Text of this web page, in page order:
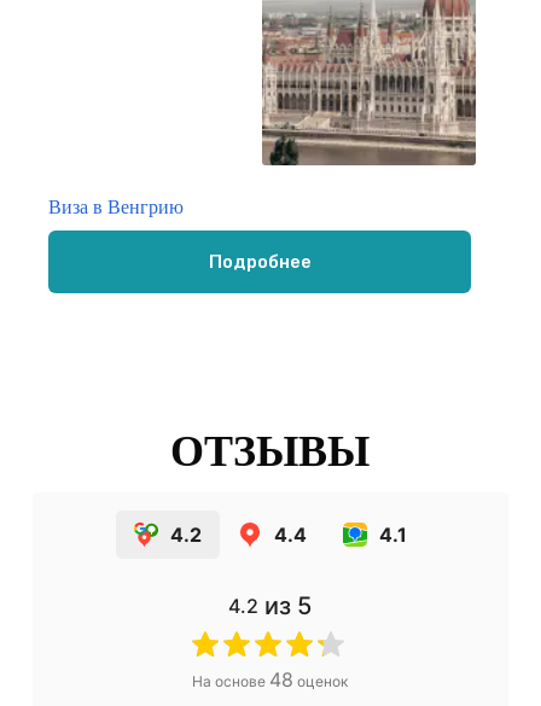
Виза в Венгрию
Подробнее
ОТЗЫВЫ
4.2 4.4 4.1
4.2 из 5
На основе 48 оценок